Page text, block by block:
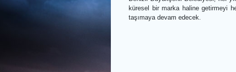
Uluslararası Pamukkale
binlerce sporcu, antrenör,